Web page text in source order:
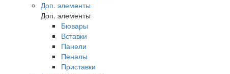
Доп. элементы
Доп. элементы
Бювары
Вставки
Панели
Пеналы
Приставки